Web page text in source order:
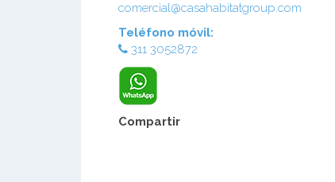
comercial@casahabitatgroup.com
Teléfono móvil:
311 3052872
Compartir